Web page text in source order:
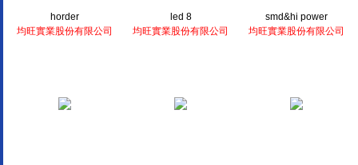
horder
均旺實業股份有限公司
led 8
均旺實業股份有限公司
smd&hi power
均旺實業股份有限公司